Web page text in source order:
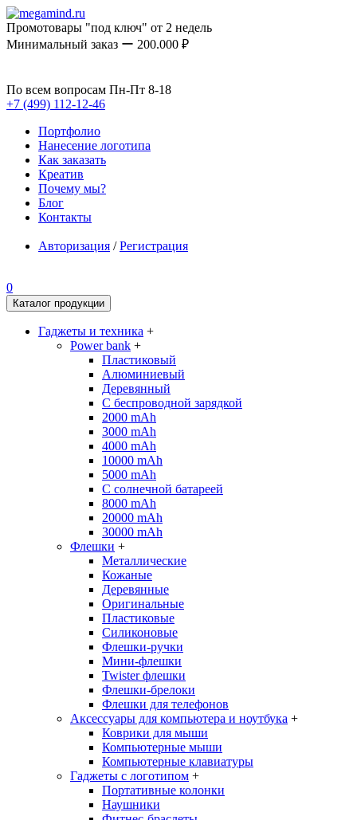
Промотовары "под ключ" от 2 недель
Минимальный заказ ー 200.000 ₽
По всем вопросам Пн-Пт 8-18
+7 (499) 112-12-46
Портфолио
Нанесение логотипа
Как заказать
Креатив
Почему мы?
Блог
Контакты
Авторизация /Регистрация
0
Каталог продукции
Гаджеты и техника +
Power bank +
Пластиковый
Алюминиевый
Деревянный
С беспроводной зарядкой
2000 mAh
3000 mAh
4000 mAh
10000 mAh
5000 mAh
С солнечной батареей
8000 mAh
20000 mAh
30000 mAh
Флешки +
Металлические
Кожаные
Деревянные
Оригинальные
Пластиковые
Силиконовые
Флешки-ручки
Мини-флешки
Twister флешки
Флешки-брелоки
Флешки для телефонов
Аксессуары для компьютера и ноутбука +
Коврики для мыши
Компьютерные мыши
Компьютерные клавиатуры
Гаджеты с логотипом +
Портативные колонки
Наушники